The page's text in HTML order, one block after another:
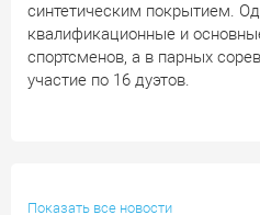
синтетическим покрытием.
квалификационные и
спортсменов, а в парных
участие по 16 дуэтов.
Показать все новости